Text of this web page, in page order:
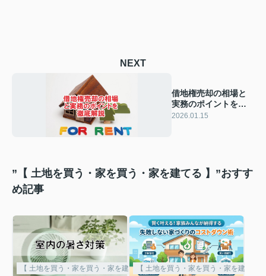
NEXT
借地権売却の相場と
実務のポイントを徹
底解説！【高崎不動
2026.01.15
”【 土地を買う・家を買う・家を建てる 】”おすす
め記事
【 土地を買う・家を買う・家を建てる 】【 土地を買う・家を買う・家を建てる